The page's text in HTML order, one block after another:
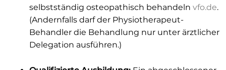
selbstständig osteopathisch behandeln vfo.de.
(Andernfalls darf der Physiotherapeut-
Behandler die Behandlung nur unter ärztlicher
Delegation ausführen.)